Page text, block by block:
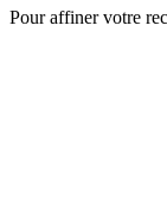
Pour affiner votre